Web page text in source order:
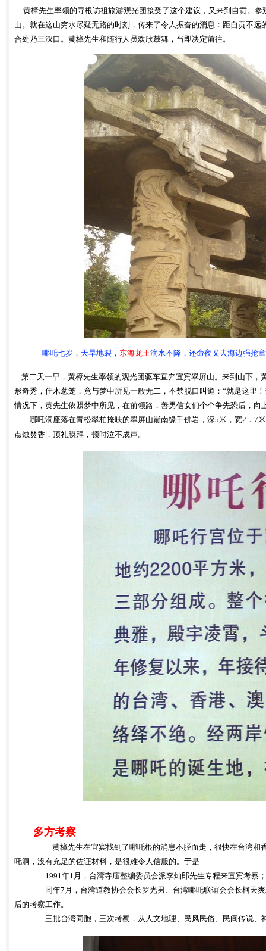
黄樟先生率领的寻根访祖旅游观光团接受了这个建议，又来到自贡。
山。就在这山穷水尽疑无路的时刻，传来了令人振奋的消息：距自贡不
合处乃三汊口。黄樟先生和随行人员欢欣鼓舞，当即决定前往。
哪吒七岁，天旱地裂， 东海龙王滴水不降，还命夜叉去海边强抢
第二天一早，黄樟先生率领的观光团驱车直奔宜宾翠屏山。来到山下
形奇秀，佳木葱笼，竟与梦中所见一般无二，不禁脱口叫道：“就是这里
情况下，黄先生依照梦中所见，在前领路，善男信女们个个争先恐后，
哪吒洞座落在青松翠柏掩映的翠屏山巅南缘千佛岩，深5米，宽2．7
点烛焚香，顶礼膜拜，顿时泣不成声。
多方考察
黄樟先生在宜宾找到了哪吒根的消息不胫而走，很快在台湾
吒洞，没有充足的佐证材料，是很难令人信服的。于是——
1991年1月，台湾寺庙整编委员会派李灿郎先生专程来宜宾考察；
同年7月，台湾道教协会会长罗光男、台湾哪吒联谊会会长柯天爽二
后的考察工作。
三批台湾同胞，三次考察，从人文地理、民风民俗、民间传说、神